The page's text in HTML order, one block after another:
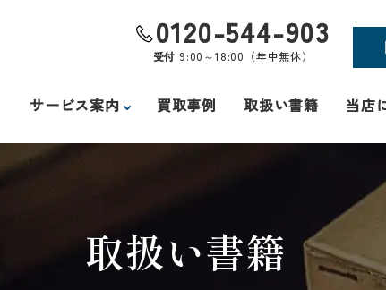
サービス案内 買取事例 取扱い書籍 当店
0120-544-903
受付 9:00～18:00（年中無休）
取扱い書籍